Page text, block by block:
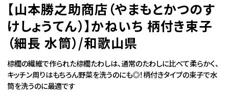
棕櫚の繊維で作られた棕櫚たわしは、通常のたわしに比べて柔らかく、
キッチン周りはもちろん野菜を洗うのにも◎！柄付きタイプの束子で水
筒を洗うのに最適です
【山本勝之助商店（やまもとかつのす
けしょうてん）】かねいち 柄付き束子
（細長 水筒）/和歌山県